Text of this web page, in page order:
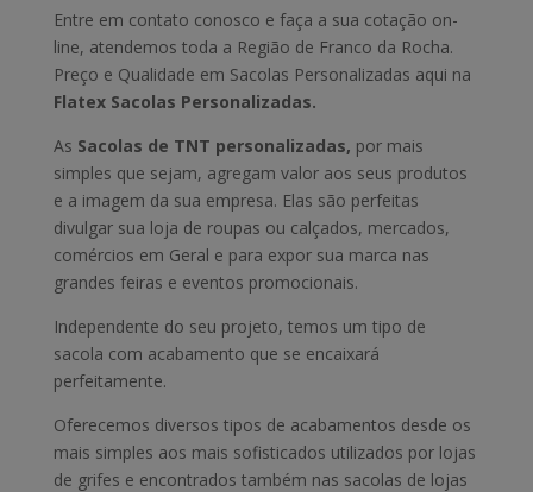
Entre em contato conosco e faça a sua cotação on-
line, atendemos toda a Região de Franco da Rocha.
Preço e Qualidade em Sacolas Personalizadas aqui na
Flatex Sacolas Personalizadas.
As Sacolas de TNT personalizadas, por mais
simples que sejam, agregam valor aos seus produtos
e a imagem da sua empresa. Elas são perfeitas
divulgar sua loja de roupas ou calçados, mercados,
comércios em Geral e para expor sua marca nas
grandes feiras e eventos promocionais.
Independente do seu projeto, temos um tipo de
sacola com acabamento que se encaixará
perfeitamente.
Oferecemos diversos tipos de acabamentos desde os
mais simples aos mais sofisticados utilizados por lojas
de grifes e encontrados também nas sacolas de lojas